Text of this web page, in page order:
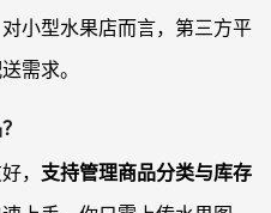
小型水果店而言，第三方平
需求。
， 支持管理商品分类与库存